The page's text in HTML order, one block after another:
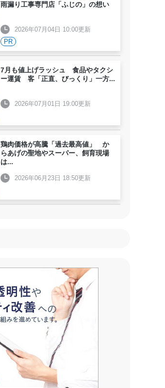
雨漏り工事専門店「ふじの」の想い
2026年07月04日 10:00更新
PR
7月も値上げラッシュ 食品やタクシ
ー運賃 客「正直、びっくり」一方...
2026年07月01日 19:00更新
鶏肉価格が高騰「過去最高値」 か
らあげの聖地やスーパー、飼育現場
は...
2026年06月23日 18:50更新